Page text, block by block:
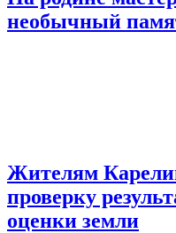
необычный
Жителям
проверку
оценки земли